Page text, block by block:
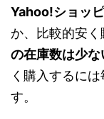
Yahoo!ショッ
か、比較的安く
の在庫数は少な
く購入するに
す。